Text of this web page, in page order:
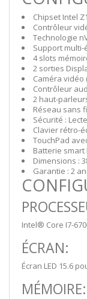
Chipset Intel
Contrôleur
Technologie
Support multi-
4 slots
2 sorties
Caméra vidéo
Contrôleur
2 haut-
Réseau sans
Sécurité :
Clavier rétro-
TouchPad
Batterie smart
Dimensions :
Garantie : 2
Intel® Core I7-
ÉCRAN:
Écran LED 15.6
MÉMOIRE: